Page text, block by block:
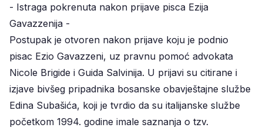
- Istraga pokrenuta nakon prijave pisca Ezija
Gavazzenija -
Postupak je otvoren nakon prijave koju je podnio
pisac Ezio Gavazzeni, uz pravnu pomoć advokata
Nicole Brigide i Guida Salvinija. U prijavi su citirane i
izjave bivšeg pripadnika bosanske obavještajne službe
Edina Subašića, koji je tvrdio da su italijanske službe
početkom 1994. godine imale saznanja o tzv.